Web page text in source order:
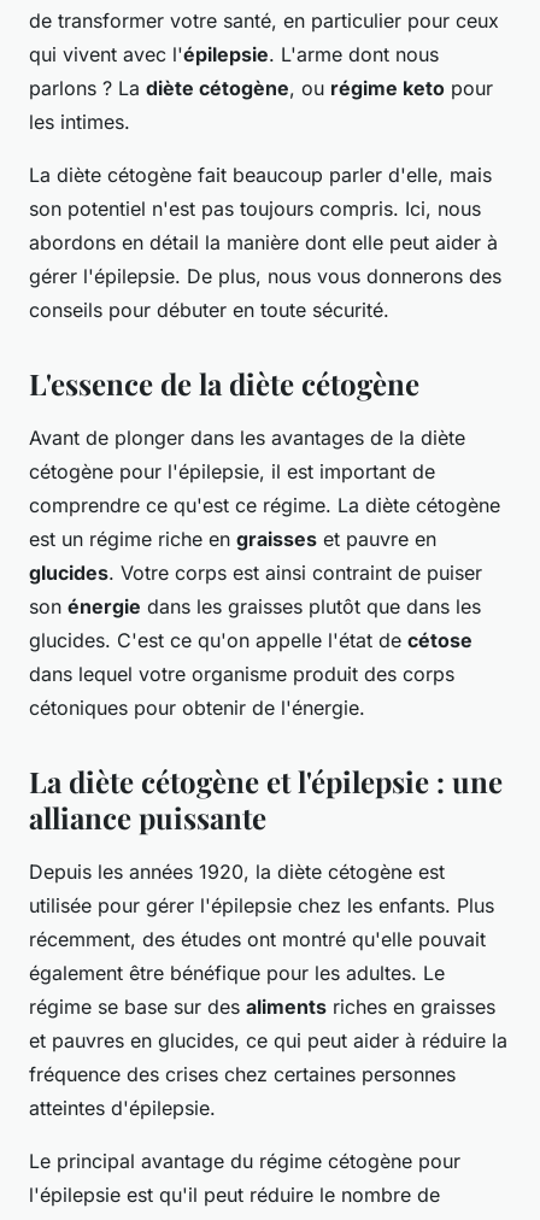
de transformer votre santé, en particulier pour ceux
qui vivent avec l'épilepsie. L'arme dont nous
parlons ? La diète cétogène, ou régime keto pour
les intimes.
La diète cétogène fait beaucoup parler d'elle, mais
son potentiel n'est pas toujours compris. Ici, nous
abordons en détail la manière dont elle peut aider à
gérer l'épilepsie. De plus, nous vous donnerons des
conseils pour débuter en toute sécurité.
L'essence de la diète cétogène
Avant de plonger dans les avantages de la diète
cétogène pour l'épilepsie, il est important de
comprendre ce qu'est ce régime. La diète cétogène
est un régime riche en graisses et pauvre en
glucides. Votre corps est ainsi contraint de puiser
son énergie dans les graisses plutôt que dans les
glucides. C'est ce qu'on appelle l'état de cétose
dans lequel votre organisme produit des corps
cétoniques pour obtenir de l'énergie.
La diète cétogène et l'épilepsie : une
alliance puissante
Depuis les années 1920, la diète cétogène est
utilisée pour gérer l'épilepsie chez les enfants. Plus
récemment, des études ont montré qu'elle pouvait
également être bénéfique pour les adultes. Le
régime se base sur des aliments riches en graisses
et pauvres en glucides, ce qui peut aider à réduire la
fréquence des crises chez certaines personnes
atteintes d'épilepsie.
Le principal avantage du régime cétogène pour
l'épilepsie est qu'il peut réduire le nombre de